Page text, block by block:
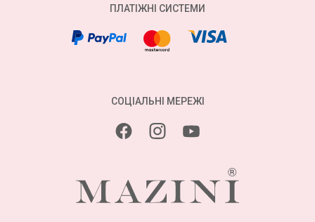
ПЛАТІЖНІ СИСТЕМИ
СОЦІАЛЬНІ МЕРЕЖІ